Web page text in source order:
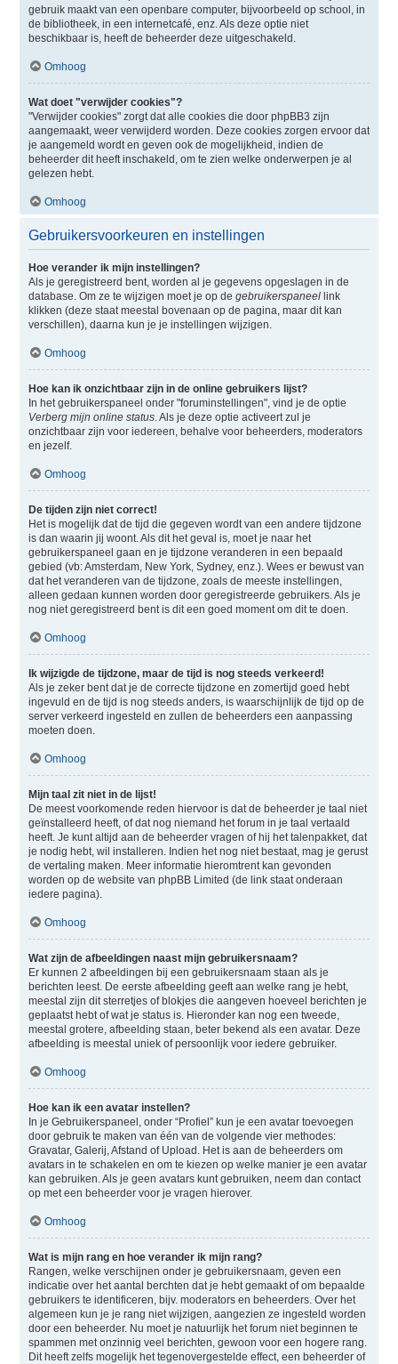
gebruik maakt van een openbare computer, bijvoorbeeld op school, in
de bibliotheek, in een internetcafé, enz. Als deze optie niet
beschikbaar is, heeft de beheerder deze uitgeschakeld.
Omhoog
Wat doet "verwijder cookies"?
"Verwijder cookies" zorgt dat alle cookies die door phpBB3 zijn
aangemaakt, weer verwijderd worden. Deze cookies zorgen ervoor dat
je aangemeld wordt en geven ook de mogelijkheid, indien de
beheerder dit heeft inschakeld, om te zien welke onderwerpen je al
gelezen hebt.
Omhoog
Gebruikersvoorkeuren en instellingen
Hoe verander ik mijn instellingen?
Als je geregistreerd bent, worden al je gegevens opgeslagen in de
database. Om ze te wijzigen moet je op de gebruikerspaneellink
klikken (deze staat meestal bovenaan op de pagina, maar dit kan
verschillen), daarna kun je je instellingen wijzigen.
Omhoog
Hoe kan ik onzichtbaar zijn in de online gebruikers lijst?
In het gebruikerspaneel onder "foruminstellingen", vind je de optie
Verberg mijn online status. Als je deze optie activeert zul je
onzichtbaar zijn voor iedereen, behalve voor beheerders, moderators
en jezelf.
Omhoog
De tijden zijn niet correct!
Het is mogelijk dat de tijd die gegeven wordt van een andere tijdzone
is dan waarin jij woont. Als dit het geval is, moet je naar het
gebruikerspaneel gaan en je tijdzone veranderen in een bepaald
gebied (vb: Amsterdam, New York, Sydney, enz.). Wees er bewust van
dat het veranderen van de tijdzone, zoals de meeste instellingen,
alleen gedaan kunnen worden door geregistreerde gebruikers. Als je
nog niet geregistreerd bent is dit een goed moment om dit te doen.
Omhoog
Ik wijzigde de tijdzone, maar de tijd is nog steeds verkeerd!
Als je zeker bent dat je de correcte tijdzone en zomertijd goed hebt
ingevuld en de tijd is nog steeds anders, is waarschijnlijk de tijd op de
server verkeerd ingesteld en zullen de beheerders een aanpassing
moeten doen.
Omhoog
Mijn taal zit niet in de lijst!
De meest voorkomende reden hiervoor is dat de beheerder je taal niet
geïnstalleerd heeft, of dat nog niemand het forum in je taal vertaald
heeft. Je kunt altijd aan de beheerder vragen of hij het talenpakket, dat
je nodig hebt, wil installeren. Indien het nog niet bestaat, mag je gerust
de vertaling maken. Meer informatie hieromtrent kan gevonden
worden op de website van phpBB Limited (de link staat onderaan
iedere pagina).
Omhoog
Wat zijn de afbeeldingen naast mijn gebruikersnaam?
Er kunnen 2 afbeeldingen bij een gebruikersnaam staan als je
berichten leest. De eerste afbeelding geeft aan welke rang je hebt,
meestal zijn dit sterretjes of blokjes die aangeven hoeveel berichten je
geplaatst hebt of wat je status is. Hieronder kan nog een tweede,
meestal grotere, afbeelding staan, beter bekend als een avatar. Deze
afbeelding is meestal uniek of persoonlijk voor iedere gebruiker.
Omhoog
Hoe kan ik een avatar instellen?
In je Gebruikerspaneel, onder “Profiel” kun je een avatar toevoegen
door gebruik te maken van één van de volgende vier methodes:
Gravatar, Galerij, Afstand of Upload. Het is aan de beheerders om
avatars in te schakelen en om te kiezen op welke manier je een avatar
kan gebruiken. Als je geen avatars kunt gebruiken, neem dan contact
op met een beheerder voor je vragen hierover.
Omhoog
Wat is mijn rang en hoe verander ik mijn rang?
Rangen, welke verschijnen onder je gebruikersnaam, geven een
indicatie over het aantal berchten dat je hebt gemaakt of om bepaalde
gebruikers te identificeren, bijv. moderators en beheerders. Over het
algemeen kun je je rang niet wijzigen, aangezien ze ingesteld worden
door een beheerder. Nu moet je natuurlijk het forum niet beginnen te
spammen met onzinnig veel berichten, gewoon voor een hogere rang.
Dit heeft zelfs mogelijk het tegenovergestelde effect, een beheerder of